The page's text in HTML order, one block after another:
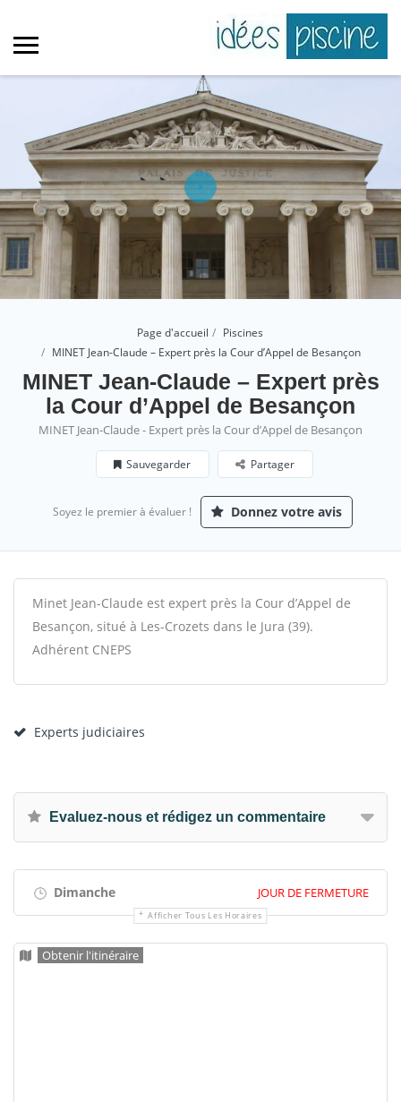
Page d'accueil
Piscines
MINET Jean-Claude – Expert près la Cour d’Appel de Besançon
MINET Jean-Claude – Expert près
la Cour d’Appel de Besançon
MINET Jean-Claude - Expert près la Cour d’Appel de Besançon
Sauvegarder Partager
Soyez le premier à évaluer ! Donnez votre avis
Minet Jean-Claude est expert près la Cour d’Appel de
Besançon, situé à Les-Crozets dans le Jura (39).
Adhérent CNEPS
Experts judiciaires
Evaluez-nous et rédigez un commentaire
Dimanche JOUR DE FERMETURE
Afficher Tous Les Horaires
Obtenir l'itinéraire